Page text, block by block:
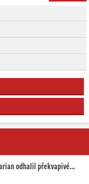
odhalil překvapivé…